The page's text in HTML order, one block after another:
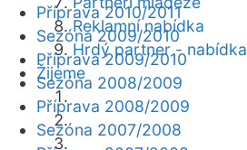
Reklamní nabídka
Hrdý partner - nabídka
Žijeme
Příprava 2010/2011
Sezóna 2009/2010
Příprava 2009/2010
Sezóna 2008/2009
Příprava 2008/2009
Sezóna 2007/2008